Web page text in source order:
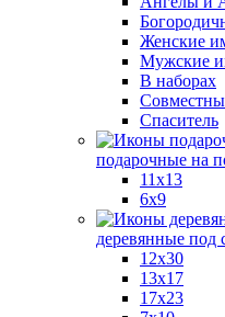
Женские
Мужские
В наборах
Спаситель
подарочные на
11x13
6x9
деревянные под
12х30
13x17
17x23